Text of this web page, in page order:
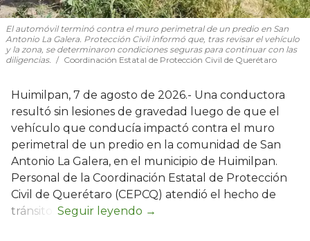
El automóvil terminó contra el muro perimetral de un predio en San
Antonio La Galera. Protección Civil informó que, tras revisar el vehículo
y la zona, se determinaron condiciones seguras para continuar con las
diligencias.
Coordinación Estatal de Protección Civil de Querétaro
Huimilpan, 7 de agosto de 2026.- Una conductora
resultó sin lesiones de gravedad luego de que el
vehículo que conducía impactó contra el muro
perimetral de un predio en la comunidad de San
Antonio La Galera, en el municipio de Huimilpan.
Personal de la Coordinación Estatal de Protección
Civil de Querétaro (CEPCQ) atendió el hecho de
tránsito.